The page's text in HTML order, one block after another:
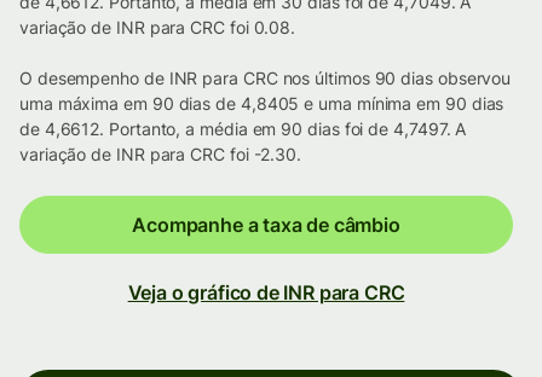
variação de INR para CRC foi 0.08.
O desempenho de INR para CRC nos últimos 90 dias observou
uma máxima em 90 dias de 4,8405 e uma mínima em 90 dias
de 4,6612. Portanto, a média em 90 dias foi de 4,7497. A
variação de INR para CRC foi -2.30.
Acompanhe a taxa de câmbio
Veja o gráfico de INR para CRC